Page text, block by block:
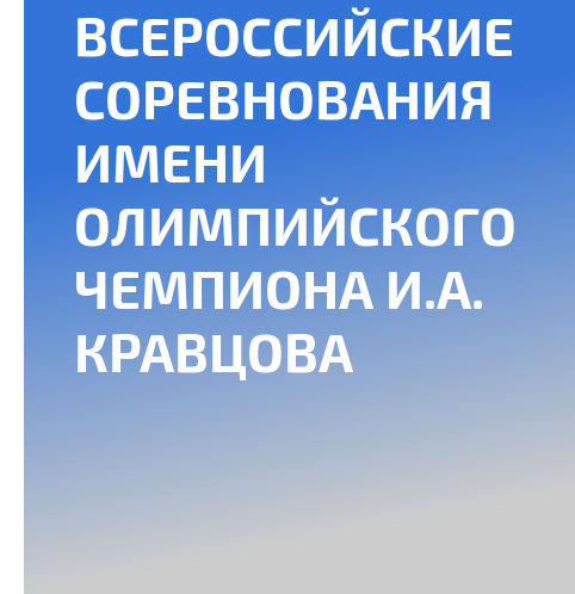
ВСЕРОССИЙСКИЕ
СОРЕВНОВАНИЯ
ИМЕНИ
ОЛИМПИЙСКОГО
ЧЕМПИОНА И.А.
КРАВЦОВА